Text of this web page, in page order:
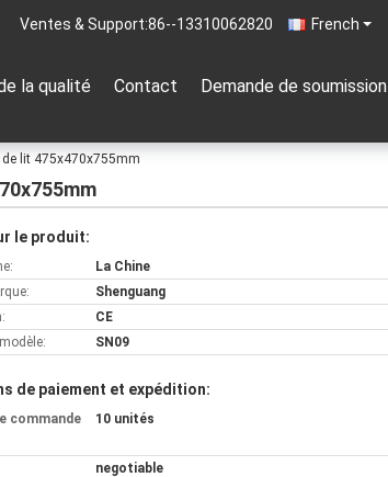
French
Ventes & Support:86--13310062820
la qualité Contact Demande de soumission
lit 475x470x755mm
le produit:
La Chine
Shenguang
CE
SN09
de paiement et expédition:
commande
10 unités
negotiable